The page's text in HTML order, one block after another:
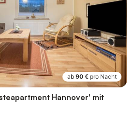
ab 90 € pro Nacht
Hannover' mit